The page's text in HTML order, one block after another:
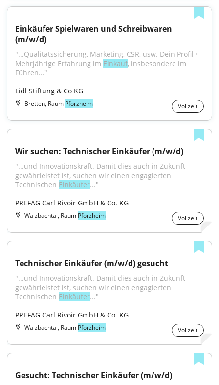
Einkäufer Spielwaren und Schreibwaren
(m/w/d)
"...Qualitätssicherung, Marketing, CSR, usw. Dein Profil •
Mehrjährige Erfahrung im Einkauf, insbesondere im
Führen..."
Lidl Stiftung & Co KG
Bretten, Raum Pforzheim Vollzeit
Wir suchen: Technischer Einkäufer (m/w/d)
"...und Innovationskraft. Damit dies auch in Zukunft
gewährleistet ist, suchen wir einen engagierten
Technischen Einkäufer..."
PREFAG Carl Rivoir GmbH & Co. KG
Walzbachtal, Raum Pforzheim Vollzeit
Technischer Einkäufer (m/w/d) gesucht
"...und Innovationskraft. Damit dies auch in Zukunft
gewährleistet ist, suchen wir einen engagierten
Technischen Einkäufer..."
PREFAG Carl Rivoir GmbH & Co. KG
Walzbachtal, Raum Pforzheim Vollzeit
Gesucht: Technischer Einkäufer (m/w/d)